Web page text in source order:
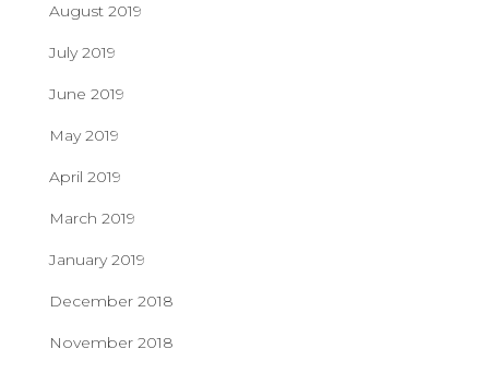
August 2019
July 2019
June 2019
May 2019
April 2019
March 2019
January 2019
December 2018
November 2018